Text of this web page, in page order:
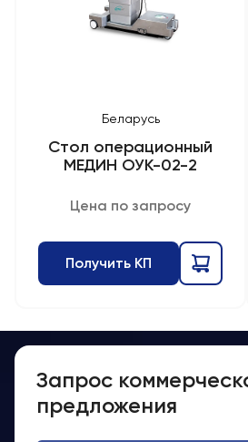
Стол операционный
МЕДИН ОУК-02-2
Беларусь
Цена по запросу
Получить КП
Запрос
предложения